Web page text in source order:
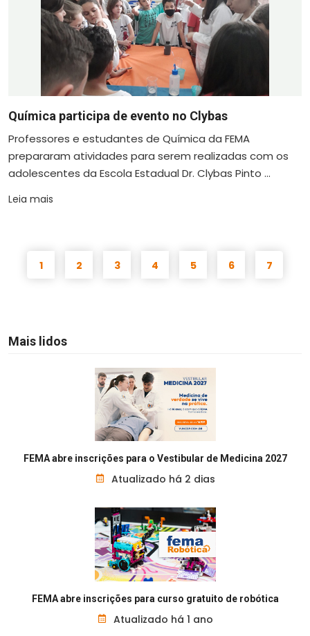
Química participa de evento no Clybas
Professores e estudantes de Química da FEMA
prepararam atividades para serem realizadas com os
adolescentes da Escola Estadual Dr. Clybas Pinto ...
Leia mais
1 2 3 4 5 6 7
Mais lidos
FEMA abre inscrições para o Vestibular de Medicina 2027
Atualizado há 2 dias
FEMA abre inscrições para curso gratuito de robótica
Atualizado há 1 ano